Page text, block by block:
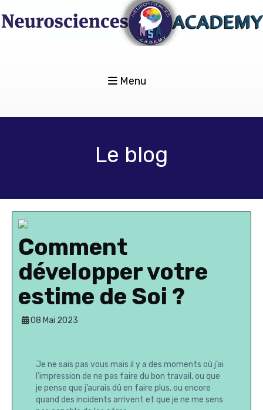
Menu
Le blog
Comment
développer votre
estime de Soi ?
08 Mai 2023
Je ne sais pas vous mais il y a des moments où j’ai
l’impression de ne pas faire du bon travail, ou que
je pense que j’aurais dû en faire plus, ou encore
quand des incidents arrivent et que je ne me sens